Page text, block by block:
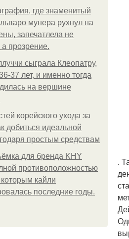
где знаменитый
мунера рухнул на
запечатлела не
прозрение.
сыграла Клеопатру,
37 лет, и именно тогда
на вершине
корейского ухода за
добиться идеальной
простым средствам
для бренда KHY
противоположностью
которым кайли
последние годы.
.